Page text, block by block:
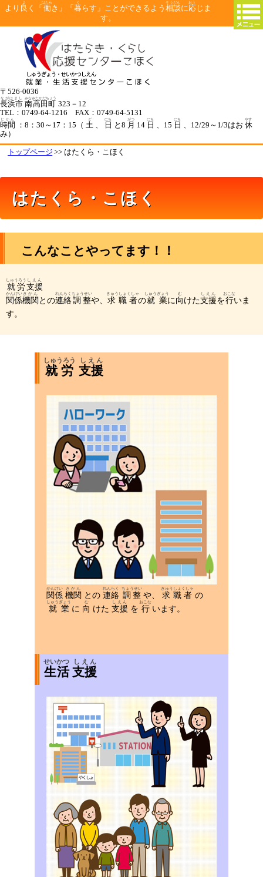
より 良
よ
く「 働
はたら
き」「暮
く
らす」ことができるよう相談
そうだん
に応
おう
じま
す。
〒526-0036
長浜市
ながはまし
南高田町
みなみたかだちょう
323－12
TEL：0749-64-1216 FAX：0749-64-5131
時間
じかん
：8：30～17：15（ 土
ど
、 日
にち
と8 月
がつ
14 日
にち
、15 日
にち
、12/29～1/3はお 休
やす
み）
トップページ >> はたくら・こほく
はたくら・こほく
こんなことやってます！！
就労
しゅうろう
支援
しえん
関係
かんけい
機関
きかん
との連絡
れんらく
調整
ちょうせい
や、 求職者
きゅうしょくしゃ
の就業
しゅうぎょう
に向
む
けた支援
しえん
を行
おこな
いま
す。
就労
しゅうろう
支援
しえん
関係
かんけい
機関
きかん
との 連絡
れんらく
調整
ちょうせい
や、 求職者
きゅうしょくしゃ
の
就業
しゅうぎょう
に 向
む
けた 支援
しえん
を 行
おこな
います。
生活
せいかつ
支援
しえん